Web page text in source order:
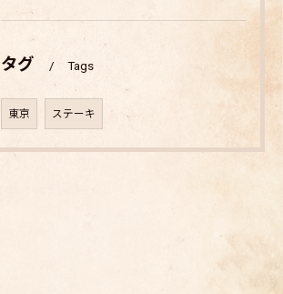
タグ Tags
東京 ステーキ